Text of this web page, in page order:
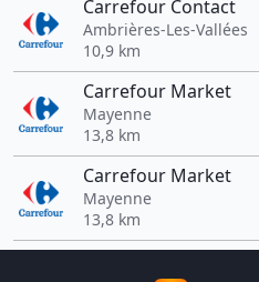
Carrefour Contact
Ambrières-Les-Vallées
10,9 km
Carrefour Market
Mayenne
13,8 km
Carrefour Market
Mayenne
13,8 km